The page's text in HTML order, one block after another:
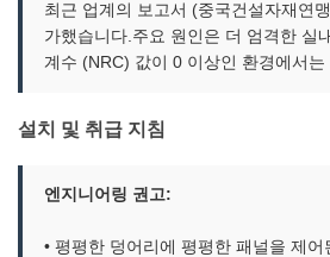
최근 업계의 보고서 (중국건설자재연
가했습니다.주요 원인은 더 엄격한 실
계수 (NRC) 값이 0 이상인 환경에서
설치 및 취급 지침
엔지니어링 권고:
• 평평한 덩어리에 평평한 패널을 제